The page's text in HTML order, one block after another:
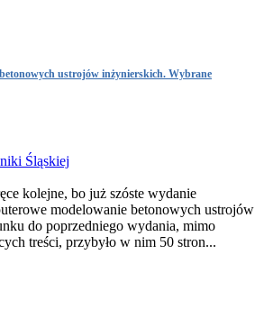
ustrojów inżynierskich. Wybrane
Śląskiej
kolejne, bo już szóste wydanie
modelowanie betonowych ustrojów
do poprzedniego wydania, mimo
treści, przybyło w nim 50 stron...